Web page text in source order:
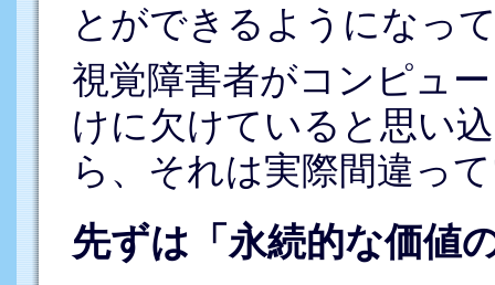
とができるようになっ
視覚障害者がコンピュ
けに欠けていると思い
ら、それは実際間違っ
先ずは「永続的な価値